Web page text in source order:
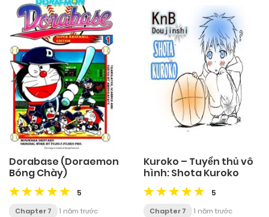
Dorabase (Doraemon
Bóng Chày)
5
Chapter 7 1 năm trước
Kuroko – Tuyển thủ vô
hình: Shota Kuroko
5
Chapter 7 1 năm trước